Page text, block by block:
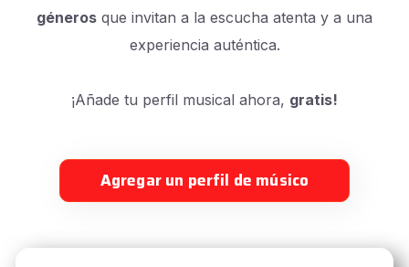
géneros que invitan a la escucha atenta y a una
experiencia auténtica.
¡Añade tu perfil musical ahora, gratis!
Agregar un perfil de músico